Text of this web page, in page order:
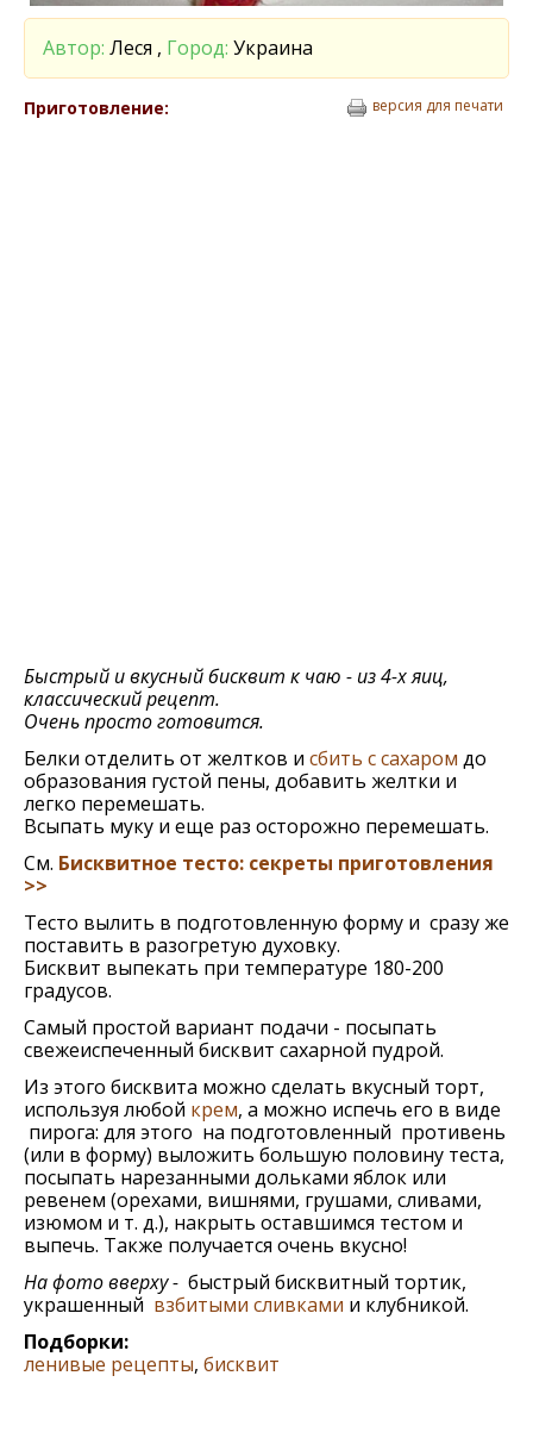
Автор: Леся , Город: Украина
Приготовление: версия для печати
Быстрый и вкусный бисквит к чаю - из 4-х яиц,
классический рецепт.
Очень просто готовится.
Белки отделить от желтков и сбить с сахаром до
образования густой пены, добавить желтки и
легко перемешать.
Всыпать муку и еще раз осторожно перемешать.
См. Бисквитное тесто: секреты приготовления
>>
Тесто вылить в подготовленную форму и сразу же
поставить в разогретую духовку.
Бисквит выпекать при температуре 180-200
градусов.
Самый простой вариант подачи - посыпать
свежеиспеченный бисквит сахарной пудрой.
Из этого бисквита можно сделать вкусный торт,
используя любой крем, а можно испечь его в виде
пирога: для этого на подготовленный противень
(или в форму) выложить большую половину теста,
посыпать нарезанными дольками яблок или
ревенем (орехами, вишнями, грушами, сливами,
изюмом и т. д.), накрыть оставшимся тестом и
выпечь. Также получается очень вкусно!
На фото вверху - быстрый бисквитный тортик,
украшенный взбитыми сливками и клубникой.
Подборки:
ленивые рецепты, бисквит